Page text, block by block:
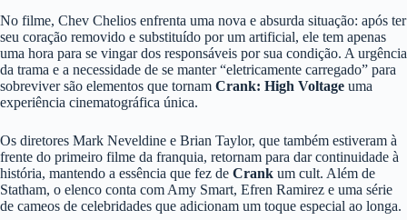
No filme, Chev Chelios enfrenta uma nova e absurda situação: após ter
seu coração removido e substituído por um artificial, ele tem apenas
uma hora para se vingar dos responsáveis por sua condição. A urgência
da trama e a necessidade de se manter “eletricamente carregado” para
sobreviver são elementos que tornam Crank: High Voltage uma
experiência cinematográfica única.
Os diretores Mark Neveldine e Brian Taylor, que também estiveram à
frente do primeiro filme da franquia, retornam para dar continuidade à
história, mantendo a essência que fez de Crank um cult. Além de
Statham, o elenco conta com Amy Smart, Efren Ramirez e uma série
de cameos de celebridades que adicionam um toque especial ao longa.